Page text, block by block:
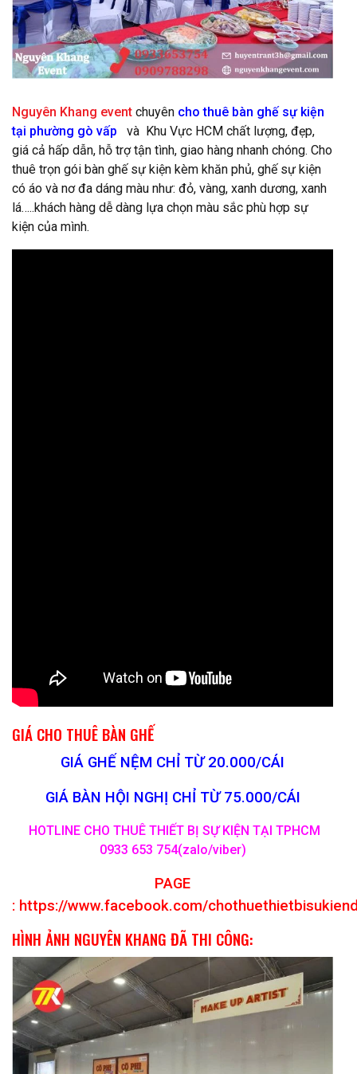
Nguyên Khang event chuyên cho thuê bàn ghế sự kiện
tại phường gò vấp và Khu Vực HCM chất lượng, đẹp,
giá cả hấp dẫn, hỗ trợ tận tình, giao hàng nhanh chóng. Cho
thuê trọn gói bàn ghế sự kiện kèm khăn phủ, ghế sự kiện
có áo và nơ đa dáng màu như: đỏ, vàng, xanh dương, xanh
lá…..khách hàng dễ dàng lựa chọn màu sắc phù hợp sự
kiện của mình.
GIÁ CHO THUÊ BÀN GHẾ
GIÁ GHẾ NỆM CHỈ TỪ 20.000/CÁI
GIÁ BÀN HỘI NGHỊ CHỈ TỪ 75.000/CÁI
HOTLINE CHO THUÊ THIẾT BỊ SỰ KIỆN TẠI TPHCM
0933 653 754(zalo/viber)
PAGE
: https://www.facebook.com/
HÌNH ẢNH NGUYÊN KHANG ĐÃ THI CÔNG: